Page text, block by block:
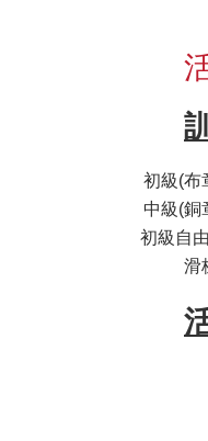
初級(布
中級(銅
初級自
滑